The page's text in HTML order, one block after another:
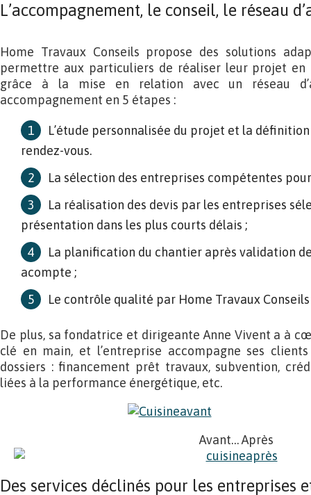
L’accompagnement, le conseil, le réseau
Home Travaux Conseils propose des solutions
permettre aux particuliers de réaliser leur projet
grâce à la mise en relation avec un réseau
accompagnement en 5 étapes :
L’étude personnalisée du projet et la
rendez-vous.
La sélection des entreprises compétentes
La réalisation des devis par les entreprises
présentation dans les plus courts délais ;
La planification du chantier après validation
acompte ;
Le contrôle qualité par Home Travaux
De plus, sa fondatrice et dirigeante Anne Vivent a à
clé en main, et l’entreprise accompagne ses
dossiers : financement prêt travaux, subvention,
liées à la performance énergétique, etc.
Avant… Après
Des services déclinés pour les entreprises